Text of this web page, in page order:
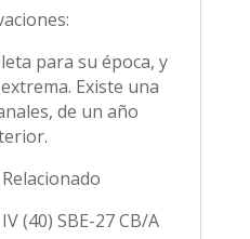
para su época, y
Existe una
de un año
(40) SBE-27 CB/A